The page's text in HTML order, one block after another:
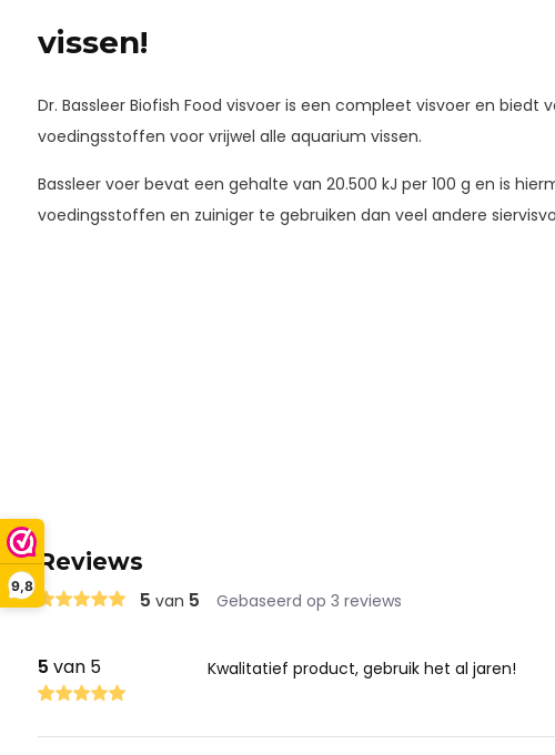
9,8
vissen!
Dr. Bassleer Biofish Food visvoer is een compleet visvoer en biedt
voedingsstoffen voor vrijwel alle aquarium vissen.
Bassleer voer bevat een gehalte van 20.500 kJ per 100 g en is
voedingsstoffen en zuiniger te gebruiken dan veel andere
Reviews
5 van 5 Gebaseerd op 3 reviews
5 van 5 Kwalitatief product, gebruik het al jaren!